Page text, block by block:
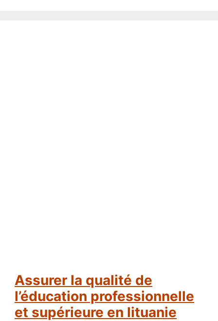
assurer la qualité de
l’éducation professionnelle
et supérieure en lituanie